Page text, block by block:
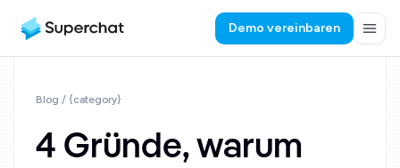
Demo vereinbaren
Blog / {category}
4 Gründe, warum